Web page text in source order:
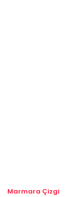
Marmara Çizgi